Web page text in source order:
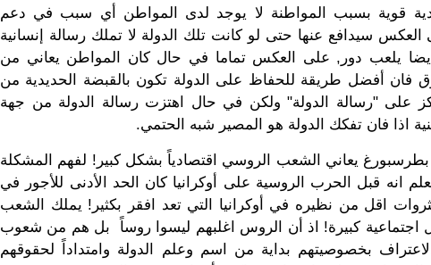
قوية بسبب المواطنة لا يوجد لدى المواطن أي سبب في دعم
سيدافع عنها حتى لو كانت تلك الدولة لا تملك رسالة إنسانية
يلعب دور, على العكس تماما في حال كان المواطن يعاني من
فان أفضل طريقة للحفاظ على الدولة تكون بالقبضة الحديدية من
على "رسالة الدولة" ولكن في حال اهتزت رسالة الدولة من جهة
اذا فان تفكك الدولة هو المصير شبه الحتمي.
يعاني الشعب الروسي اقتصادياً بشكل كبير! لفهم المشكلة
انه قبل الحرب الروسية على أوكرانيا كان الحد الأدنى للأجور في
اقل من نظيره في أوكرانيا التي تعد افقر بكثير! يملك الشعب
اجتماعية كبيرة! اذ أن الروس اغلبهم ليسوا روساً بل هم من شعوب
بخصوصيتهم بداية من اسم وعلم الدولة وامتداداً لحقوقهم